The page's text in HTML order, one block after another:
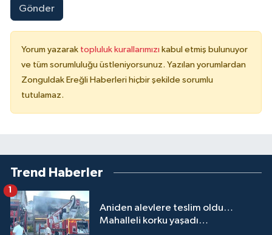
Gönder
Yorum yazarak topluluk kurallarımızı kabul etmiş bulunuyor
ve tüm sorumluluğu üstleniyorsunuz. Yazılan yorumlardan
Zonguldak Ereğli Haberleri hiçbir şekilde sorumlu
tutulamaz.
Trend Haberler
Aniden alevlere teslim oldu…
Mahalleli korku yaşadı…
1